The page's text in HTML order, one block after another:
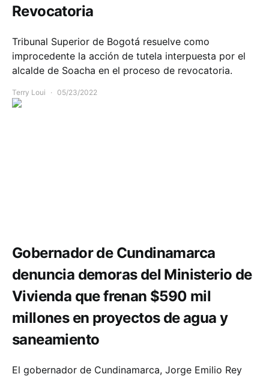
Revocatoria
Tribunal Superior de Bogotá resuelve como
improcedente la acción de tutela interpuesta por el
alcalde de Soacha en el proceso de revocatoria.
Terry Loui 05/23/2022
Gobernador de Cundinamarca
denuncia demoras del Ministerio de
Vivienda que frenan $590 mil
millones en proyectos de agua y
saneamiento
El gobernador de Cundinamarca, Jorge Emilio Rey